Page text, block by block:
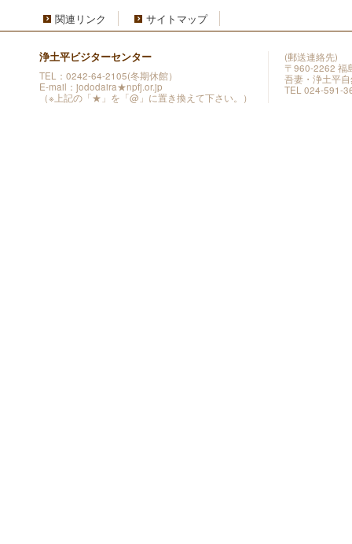
関連リンク サイトマップ
浄土平ビジターセンター
TEL：0242-64-2105(冬期休館）
E-mail：jododaira★npfj.or.jp
（※上記の「★」を「@」に置き換えて下さい。）
(郵送連絡先)
〒960-2262 福
吾妻・浄土平
TEL 024-591-